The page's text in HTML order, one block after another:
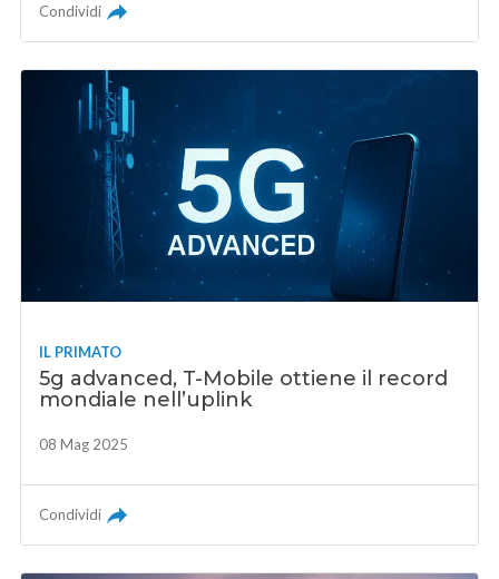
Condividi
IL PRIMATO
5g advanced, T-Mobile ottiene il record
mondiale nell’uplink
08 Mag 2025
Condividi